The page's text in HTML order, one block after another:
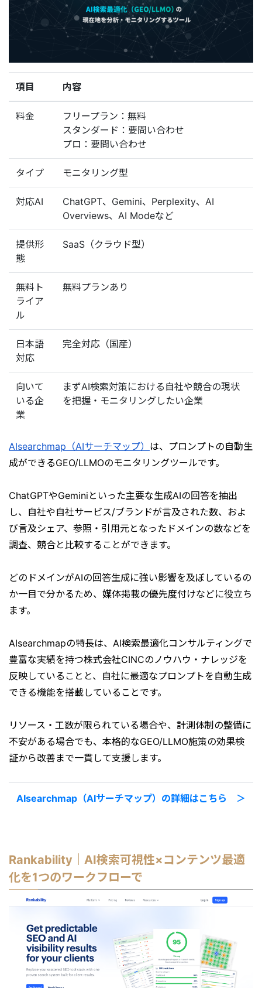
項目 内容
料金
フリープラン：無料
スタンダード：要問い合わせ
プロ：要問い合わせ
タイプ モニタリング型
対応AI
ChatGPT、Gemini、Perplexity、AI
Overviews、AI Modeなど
提供形
態
SaaS（クラウド型）
無料ト
ライア
ル
無料プランあり
日本語
対応
完全対応（国産）
向いて
いる企
業
まずAI検索対策における自社や競合の現状
を把握・モニタリングしたい企業
AIsearchmap（AIサーチマップ） は、プロンプトの自動生
成ができるGEO/LLMOのモニタリングツールです。
ChatGPTやGeminiといった主要な生成AIの回答を抽出
し、自社や自社サービス/ブランドが言及された数、およ
び言及シェア、参照・引用元となったドメインの数などを
調査、競合と比較することができます。
どのドメインがAIの回答生成に強い影響を及ぼしているの
か一目で分かるため、媒体掲載の優先度付けなどに役立ち
ます。
AIsearchmapの特長は、AI検索最適化コンサルティングで
豊富な実績を持つ株式会社CINCのノウハウ・ナレッジを
反映していることと、自社に最適なプロンプトを自動生成
できる機能を搭載していることです。
リソース・工数が限られている場合や、計測体制の整備に
不安がある場合でも、本格的なGEO/LLMO施策の効果検
証から改善まで一貫して支援します。
AIsearchmap（AIサーチマップ）の詳細はこちら ＞
Rankability｜AI検索可視性×コンテンツ最適
化を1つのワークフローで